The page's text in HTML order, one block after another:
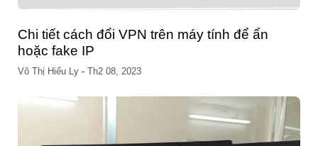
Chi tiết cách đổi VPN trên máy tính để ẩn
hoặc fake IP
Võ Thị Hiểu Ly - Th2 08, 2023